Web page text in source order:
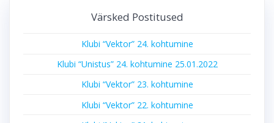
Värsked Postitused
Klubi “Vektor” 24. kohtumine
Klubi “Unistus” 24. kohtumine 25.01.2022
Klubi “Vektor” 23. kohtumine
Klubi “Vektor” 22. kohtumine